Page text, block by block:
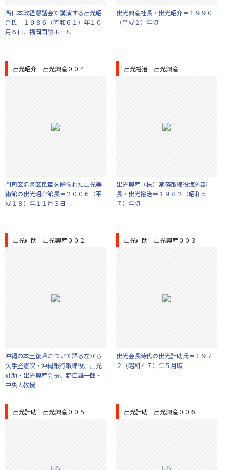
西日本政経懇話会で講演する出光昭
介氏＝１９８６（昭和６１）年１０
月６日、福岡国際ホール
出光興産社長・出光昭介＝１９９０
（平成２）年頃
出光昭介 出光興産００４
門司区名誉区民章を贈られた出光美
術館の出光昭介館長＝２００６（平
成１８）年１１月３日
出光裕治 出光興産
出光興産（株）常務取締役海外部
長・出光裕治＝１９８２（昭和５
７）年頃
出光計助 出光興産００２
沖縄の本土復帰について語る左から
久手堅憲次・沖縄銀行取締役、出光
計助・出光興産会長、野口雄一郎・
中央大教授
出光計助 出光興産００３
出光会長時代の出光計助氏＝１９７
２（昭和４７）年５月頃
出光計助 出光興産００５ 出光計助 出光興産００６